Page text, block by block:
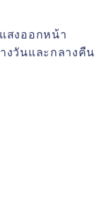
สงออกหน้า
งวันและกลางคืน